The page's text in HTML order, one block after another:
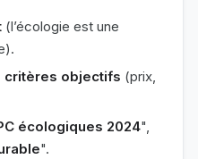
(l’écologie est une
critères objectifs (prix,
écologiques 2024",
".